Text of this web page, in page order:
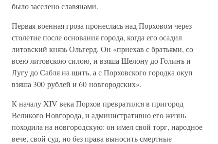
было заселено славянами.
Первая военная гроза пронеслась над Порховом через
столетие после основания города, когда его осадил
литовский князь Ольгерд. Он «приехав с братьями, со
всею литовскою силою, и взяша Шелону до Голинъ и
Лугу до Сабля на щитъ, а с Порховского городка окуп
взяша 300 рублей и 60 новгородских».
К началу XIV века Порхов превратился в пригород
Великого Новгорода, и административно его жизнь
походила на новгородскую: он имел свой торг, народное
вече, свой суд, но без права выносить смертные